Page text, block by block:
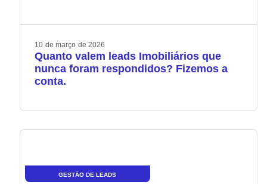
10 de março de 2026
Quanto valem leads Imobiliários que
nunca foram respondidos? Fizemos a
conta.
GESTÃO DE LEADS